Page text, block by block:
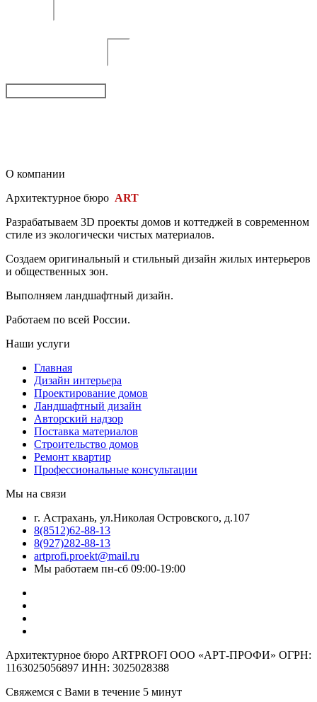
О компании
Архитектурное бюро ART
Разрабатываем 3D проекты домов и коттеджей в современном
стиле из экологически чистых материалов.
Создаем оригинальный и стильный дизайн жилых интерьеров
и общественных зон.
Выполняем ландшафтный дизайн.
Работаем по всей России.
Наши услуги
Главная
Дизайн интерьера
Проектирование домов
Ландшафтный дизайн
Авторский надзор
Поставка материалов
Строительство домов
Ремонт квартир
Профессиональные консультации
Мы на связи
г. Астрахань, ул.Николая Островского, д.107
8(8512)62-88-13
8(927)282-88-13
artprofi.proekt@mail.ru
Мы работаем пн-сб 09:00-19:00
Архитектурное бюро ARTPROFI ООО «АРТ-ПРОФИ» ОГРН:
1163025056897 ИНН: 3025028388
Свяжемся с Вами в течение 5 минут